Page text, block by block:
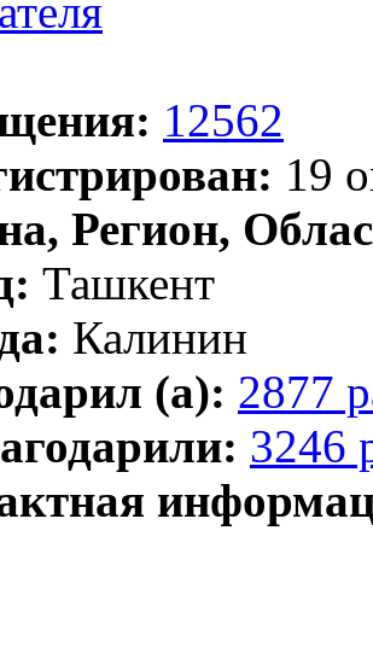
12562
19
Регион,
Ташкент
Калинин
(а): 2877
3246